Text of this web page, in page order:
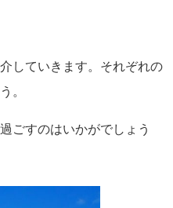
していきます。それぞれの
。
ごすのはいかがでしょう